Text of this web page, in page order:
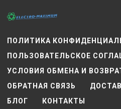
ПОЛИТИКА
ПОЛЬЗОВАТЕЛЬСКОЕ
УСЛОВИЯ ОБМЕНА И
ОБРАТНАЯ СВЯЗЬ
БЛОГ
КОНТАКТЫ